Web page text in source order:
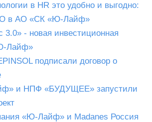
в HR это удобно и выгодно:
в АО «СК «Ю-Лайф»
3.0» - новая инвестиционная
Лайф»
подписали договор о
и НПФ «БУДУЩЕЕ» запустили
«Ю-Лайф» и Madanes Россия